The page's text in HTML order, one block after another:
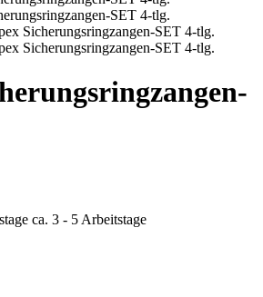
ca. 3 - 5 Arbeitstage